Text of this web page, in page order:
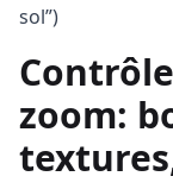
sol”)
zoom: